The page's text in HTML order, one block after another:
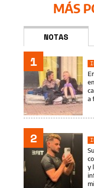
MÁS
NOTAS
1
a
2
y